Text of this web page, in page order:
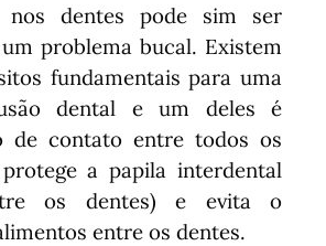
nos dentes pode sim ser
problema bucal. Existem
fundamentais para uma
dental e um deles é
de contato entre todos os
a papila interdental
os dentes) e evita o
entre os dentes.